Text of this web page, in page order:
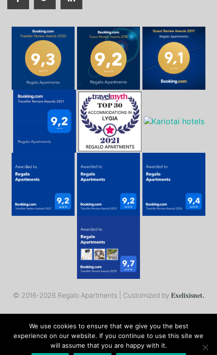
© 2016-2026 Regalo Apartments | Customized by Exelixisnet.
Αγγλικα Ελληνικα
Γαλλικα
We use cookies to ensure that we give you the best
experience on our website. If you continue to use this site we
will assume that you are happy with it.